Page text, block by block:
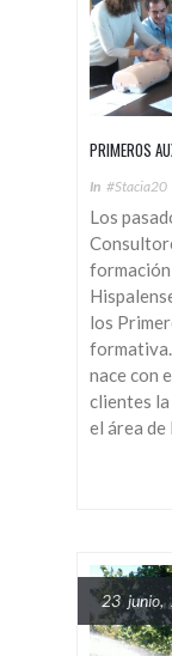
PRIMEROS
In #Stacia20
Los
formación
los
formativa.
nace con
clientes
el área
23 junio,